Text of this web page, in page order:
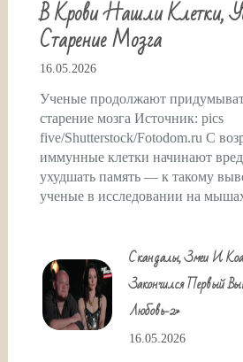
В Крови Нашли Клетки,
Старение Мозга
16.05.2026
Ученые продолжают
старение мозга Источник: pics
five/Shutterstock/Fotodom.ru С
иммунные клетки начинают
ухудшать память — к такому
ученые в исследовании на
Скандалы, Змеи И
Закончился Первый
Любовь-2»
16.05.2026